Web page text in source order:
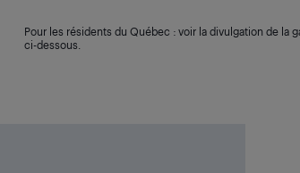
Pour les résidents du Québec : voir la divulgation de la
ci-dessous.